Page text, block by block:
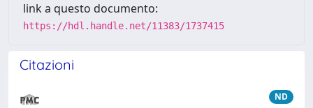
link a questo documento:
https://hdl.handle.net/11383/1737415
Citazioni
ND